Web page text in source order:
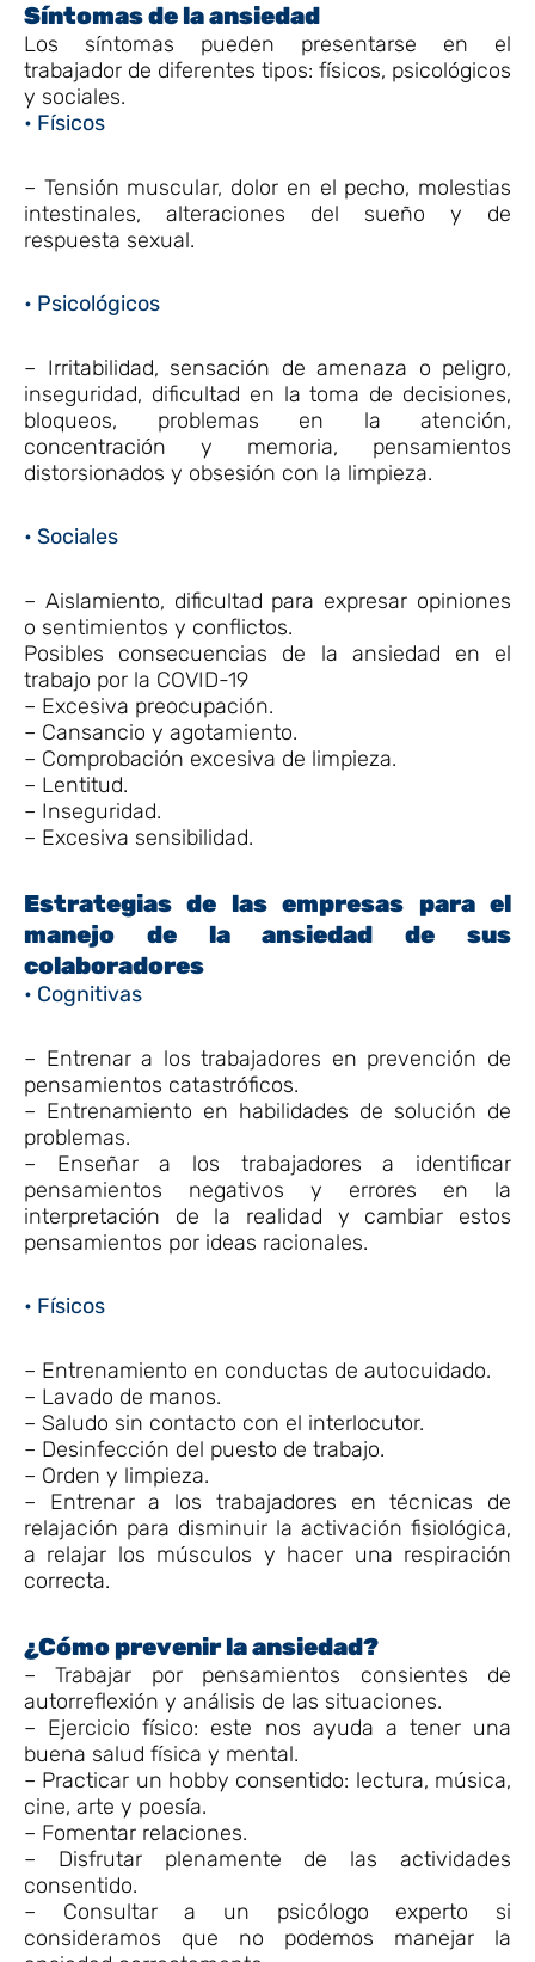
Síntomas de la ansiedad
Los síntomas pueden presentarse en el
trabajador de diferentes tipos: físicos, psicológicos
y sociales.
• Físicos
– Tensión muscular, dolor en el pecho, molestias
intestinales, alteraciones del sueño y de
respuesta sexual.
• Psicológicos
– Irritabilidad, sensación de amenaza o peligro,
inseguridad, dificultad en la toma de decisiones,
bloqueos, problemas en la atención,
concentración y memoria, pensamientos
distorsionados y obsesión con la limpieza.
• Sociales
– Aislamiento, dificultad para expresar opiniones
o sentimientos y conflictos.
Posibles consecuencias de la ansiedad en el
trabajo por la COVID-19
– Excesiva preocupación.
– Cansancio y agotamiento.
– Comprobación excesiva de limpieza.
– Lentitud.
– Inseguridad.
– Excesiva sensibilidad.
Estrategias de las empresas para el
manejo de la ansiedad de sus
colaboradores
• Cognitivas
– Entrenar a los trabajadores en prevención de
pensamientos catastróficos.
– Entrenamiento en habilidades de solución de
problemas.
– Enseñar a los trabajadores a identificar
pensamientos negativos y errores en la
interpretación de la realidad y cambiar estos
pensamientos por ideas racionales.
• Físicos
– Entrenamiento en conductas de autocuidado.
– Lavado de manos.
– Saludo sin contacto con el interlocutor.
– Desinfección del puesto de trabajo.
– Orden y limpieza.
– Entrenar a los trabajadores en técnicas de
relajación para disminuir la activación fisiológica,
a relajar los músculos y hacer una respiración
correcta.
¿Cómo prevenir la ansiedad?
– Trabajar por pensamientos consientes de
autorreflexión y análisis de las situaciones.
– Ejercicio físico: este nos ayuda a tener una
buena salud física y mental.
– Practicar un hobby consentido: lectura, música,
cine, arte y poesía.
– Fomentar relaciones.
– Disfrutar plenamente de las actividades
consentido.
– Consultar a un psicólogo experto si
consideramos que no podemos manejar la